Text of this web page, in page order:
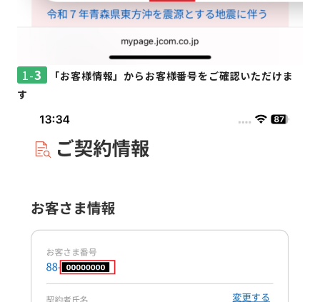
1-3
「お客様情報」からお客様番号をご確認いただけま
す